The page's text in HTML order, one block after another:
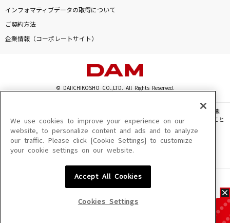
インフォマティブデータの取得について
ご契約方法
企業情報（コーポレートサイト）
© DAIICHIKOSHO CO.,LTD. All Rights Reserved.
このサイトに掲載されている一切の文章・画像・写真・動画・音声等を、手段や形態
を問わず、著作権法の定める範囲を超えて無断で複製、転載、ファイル化などすること
を禁じます。
楽曲及びコンテンツは、機種によりご利用いただけない場合があります。
楽曲及びコンテンツの配信日、配信内容が変更になる場合があります。
We use cookies to improve your experience on our
website, to personalize content and ads and to analyze
our traffic. Please click [Cookie Settings] to customize
your cookie settings on our website.
Accept All Cookies
Cookies Settings